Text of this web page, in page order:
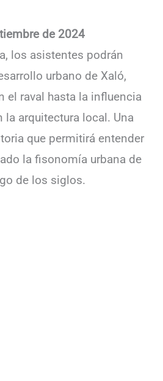
de 2024
los asistentes podrán
urbano de Xaló,
el raval hasta la influencia
arquitectura local. Una
que permitirá entender
la fisonomía urbana de
de los siglos.